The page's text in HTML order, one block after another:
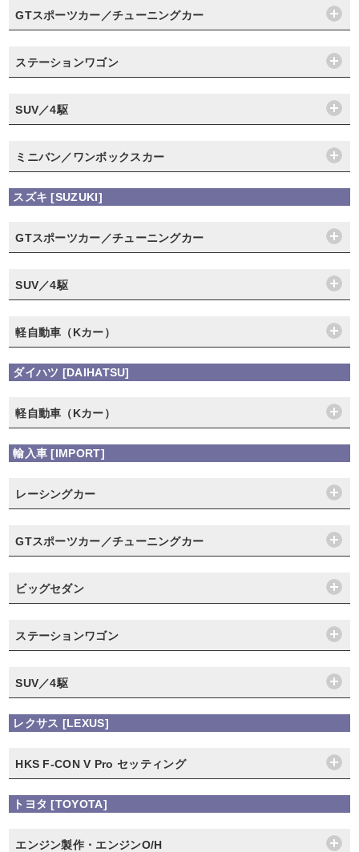
GTスポーツカー／チューニングカー
ステーションワゴン
SUV／4駆
ミニバン／ワンボックスカー
スズキ [SUZUKI]
GTスポーツカー／チューニングカー
SUV／4駆
軽自動車（Kカー）
ダイハツ [DAIHATSU]
軽自動車（Kカー）
輸入車 [IMPORT]
レーシングカー
GTスポーツカー／チューニングカー
ビッグセダン
ステーションワゴン
SUV／4駆
レクサス [LEXUS]
HKS F-CON V Pro セッティング
トヨタ [TOYOTA]
エンジン製作・エンジンO/H